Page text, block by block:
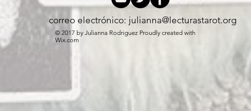
correo electrónico: julianna@lecturastarot.org
© 2017 by Julianna Rodriguez Proudly created with
Wix.com